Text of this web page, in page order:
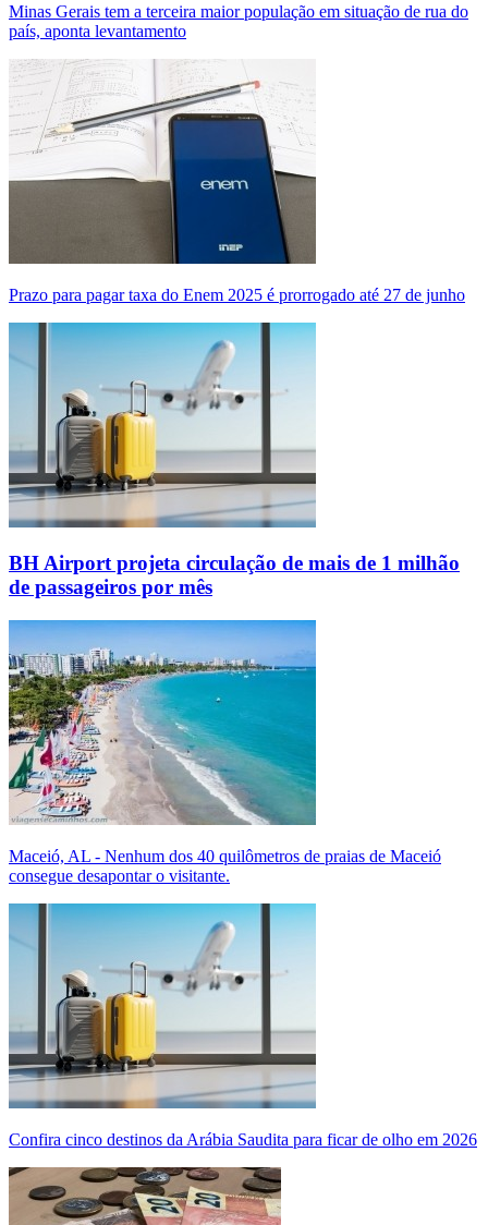
Minas Gerais tem a terceira maior população em situação de rua do
país, aponta levantamento
Prazo para pagar taxa do Enem 2025 é prorrogado até 27 de junho
BH Airport projeta circulação de mais de 1 milhão
de passageiros por mês
Maceió, AL - Nenhum dos 40 quilômetros de praias de Maceió
consegue desapontar o visitante.
Confira cinco destinos da Arábia Saudita para ficar de olho em 2026